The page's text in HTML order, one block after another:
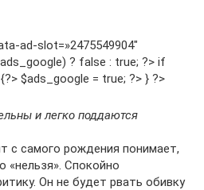
ad-slot=»2475549904″
? false : true; ?> if
$ads_google = true; ?> } ?>
и легко поддаются
с самого рождения понимает,
«нельзя». Спокойно
Он не будет рвать обивку